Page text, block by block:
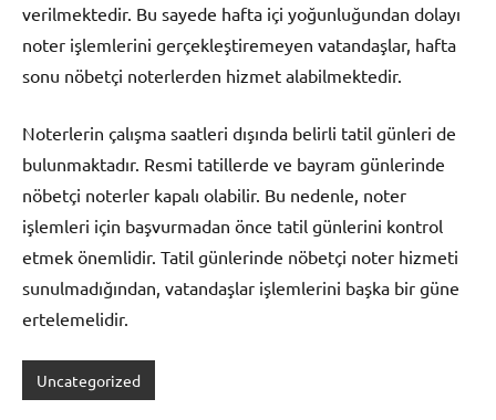
verilmektedir. Bu sayede hafta içi yoğunluğundan dolayı
noter işlemlerini gerçekleştiremeyen vatandaşlar, hafta
sonu nöbetçi noterlerden hizmet alabilmektedir.
Noterlerin çalışma saatleri dışında belirli tatil günleri de
bulunmaktadır. Resmi tatillerde ve bayram günlerinde
nöbetçi noterler kapalı olabilir. Bu nedenle, noter
işlemleri için başvurmadan önce tatil günlerini kontrol
etmek önemlidir. Tatil günlerinde nöbetçi noter hizmeti
sunulmadığından, vatandaşlar işlemlerini başka bir güne
ertelemelidir.
Uncategorized